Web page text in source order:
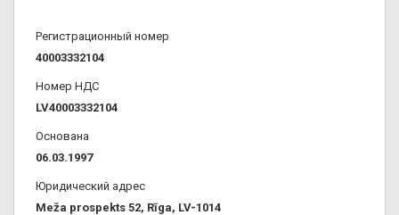
Регистрационный номер
40003332104
Номер НДС
LV40003332104
Основана
06.03.1997
Юридический адрес
Meža prospekts 52, Rīga, LV-1014